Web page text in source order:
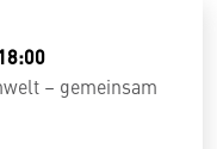
– gemeinsam